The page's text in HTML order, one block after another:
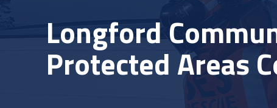
Longford
Protected Areas